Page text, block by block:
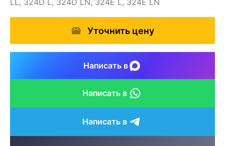
LL, 324D L, 324D LN, 324E L, 324E LN
Уточнить цену
Написать в
Написать в
Написать в